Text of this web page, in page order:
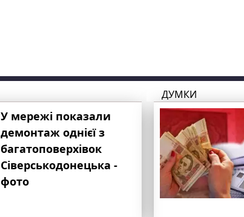
У мережі показали
демонтаж однієї з
багатоповерхівок
Сіверськодонецька -
фото
ДУМКИ